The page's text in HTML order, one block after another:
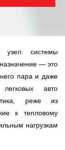
узел системы
— это
пара и даже
авто
реже из
к тепловому
нагрузкам